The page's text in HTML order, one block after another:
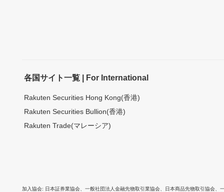
各国サイト一覧 | For International
Rakuten Securities Hong Kong(香港)
Rakuten Securities Bullion(香港)
Rakuten Trade(マレーシア)
加入協会 日本証券業協会 一般社団法人金融先物取引業協会 日本商品先物取引協会